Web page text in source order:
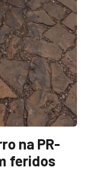
na PR-
feridos